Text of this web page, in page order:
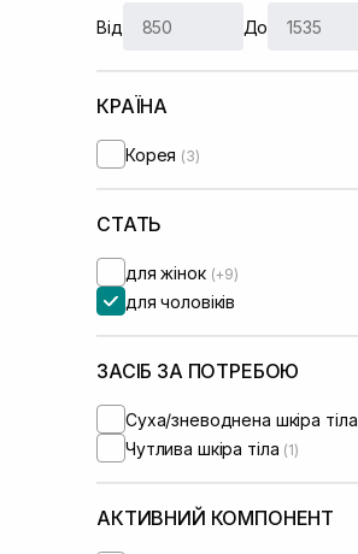
Від До
КРАЇНА
Корея (3)
СТАТЬ
для жінок (+9)
для чоловіків
ЗАСІБ ЗА ПОТРЕБОЮ
Суха/зневоднена шкіра тіла
Чутлива шкіра тіла (1)
АКТИВНИЙ КОМПОНЕНТ